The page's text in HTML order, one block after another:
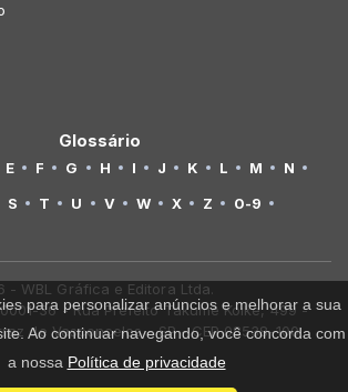
Glossário
E F G H I J K L M
N
S T U V W X Z 0-9
WBL Gráfica e Editora Ltda.
0001-36 - Rua Prefeito Takume Koike, 499 -
de Vasconcelos - SP - CEP 08538-100
para personalizar anúncios e melhorar a sua
Ao continuar navegando, você concorda com
a nossa Política de privacidade